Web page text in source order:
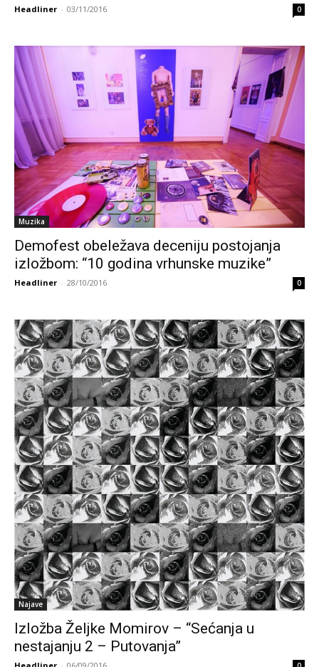
Headliner - 03/11/2016 0
Muzika
Demofest obeležava deceniju postojanja
izložbom: “10 godina vrhunske muzike”
Headliner - 28/10/2016 0
Najave
Izložba Željke Momirov – “Sećanja u
nestajanju 2 – Putovanja”